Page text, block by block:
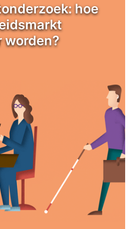
hoe
worden?